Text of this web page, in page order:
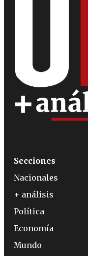
Secciones
Nacionales
+ análisis
Política
Economía
Mundo